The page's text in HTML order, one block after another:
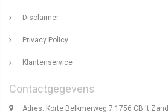
Disclaimer
Privacy Policy
Klantenservice
Contactgegevens
Adres: Korte Belkmerweg 7 1756 CB 't Zand